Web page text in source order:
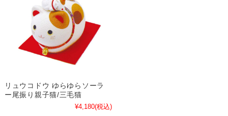
リュウコドウ ゆらゆらソーラ
ー尾振り親子猫/三毛猫
¥4,180(税込)